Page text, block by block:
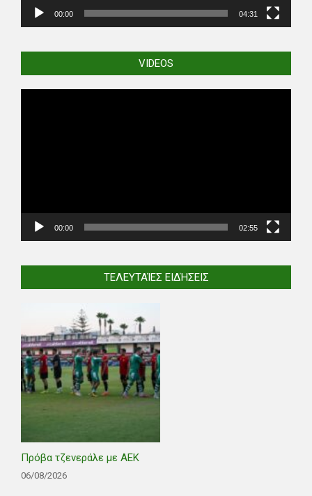
00:00 04:31
VIDEOS
00:00 02:55
ΤΕΛΕΥΤΑΊΕΣ ΕΙΔΉΣΕΙΣ
Πρόβα τζενεράλε με ΑΕΚ
06/08/2026